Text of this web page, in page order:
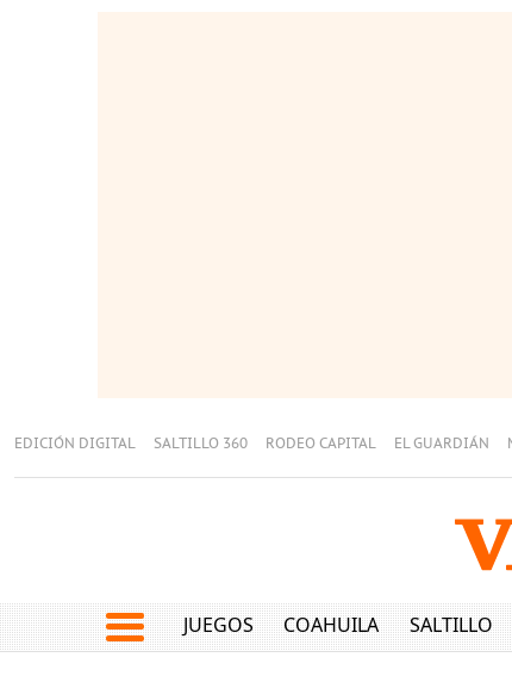
EDICIÓN DIGITAL SALTILLO 360 RODEO CAPITAL EL GUARDIÁN
JUEGOS COAHUILA SALTILLO